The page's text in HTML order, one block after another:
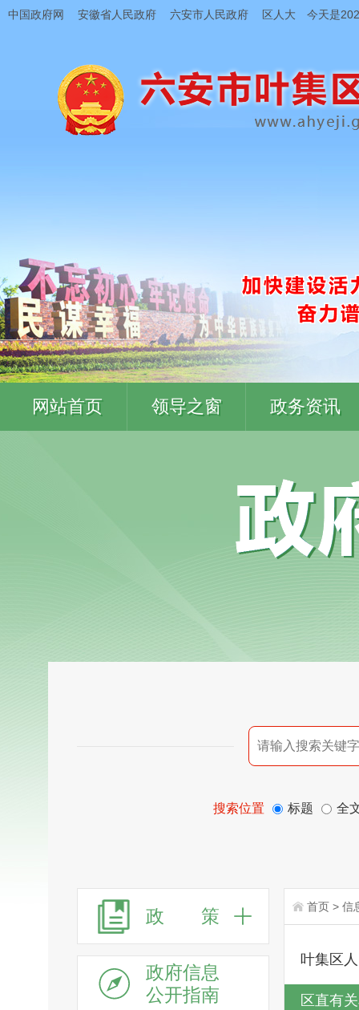
中国政府网 安徽省人民政府 六安市人民政府 区人大 今天是
网站首页 领导之窗 政务资讯
搜索位置 标题 全
政 策
政府信息
公开指南
首页 > 信
叶集区
区直有